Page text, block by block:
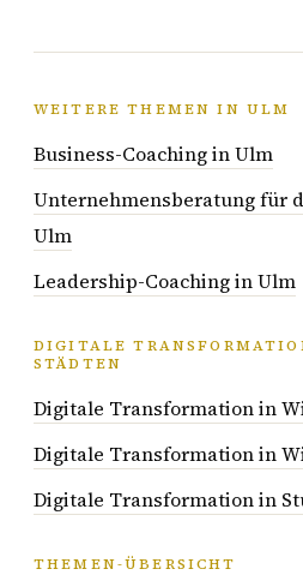
WEITERE THEMEN IN ULM
Business-Coaching in Ulm
Unternehmensberatung für
Ulm
Leadership-Coaching in Ulm
DIGITALE
STÄDTEN
Digitale Transformation in
Digitale Transformation in
Digitale Transformation in
THEMEN-ÜBERSICHT